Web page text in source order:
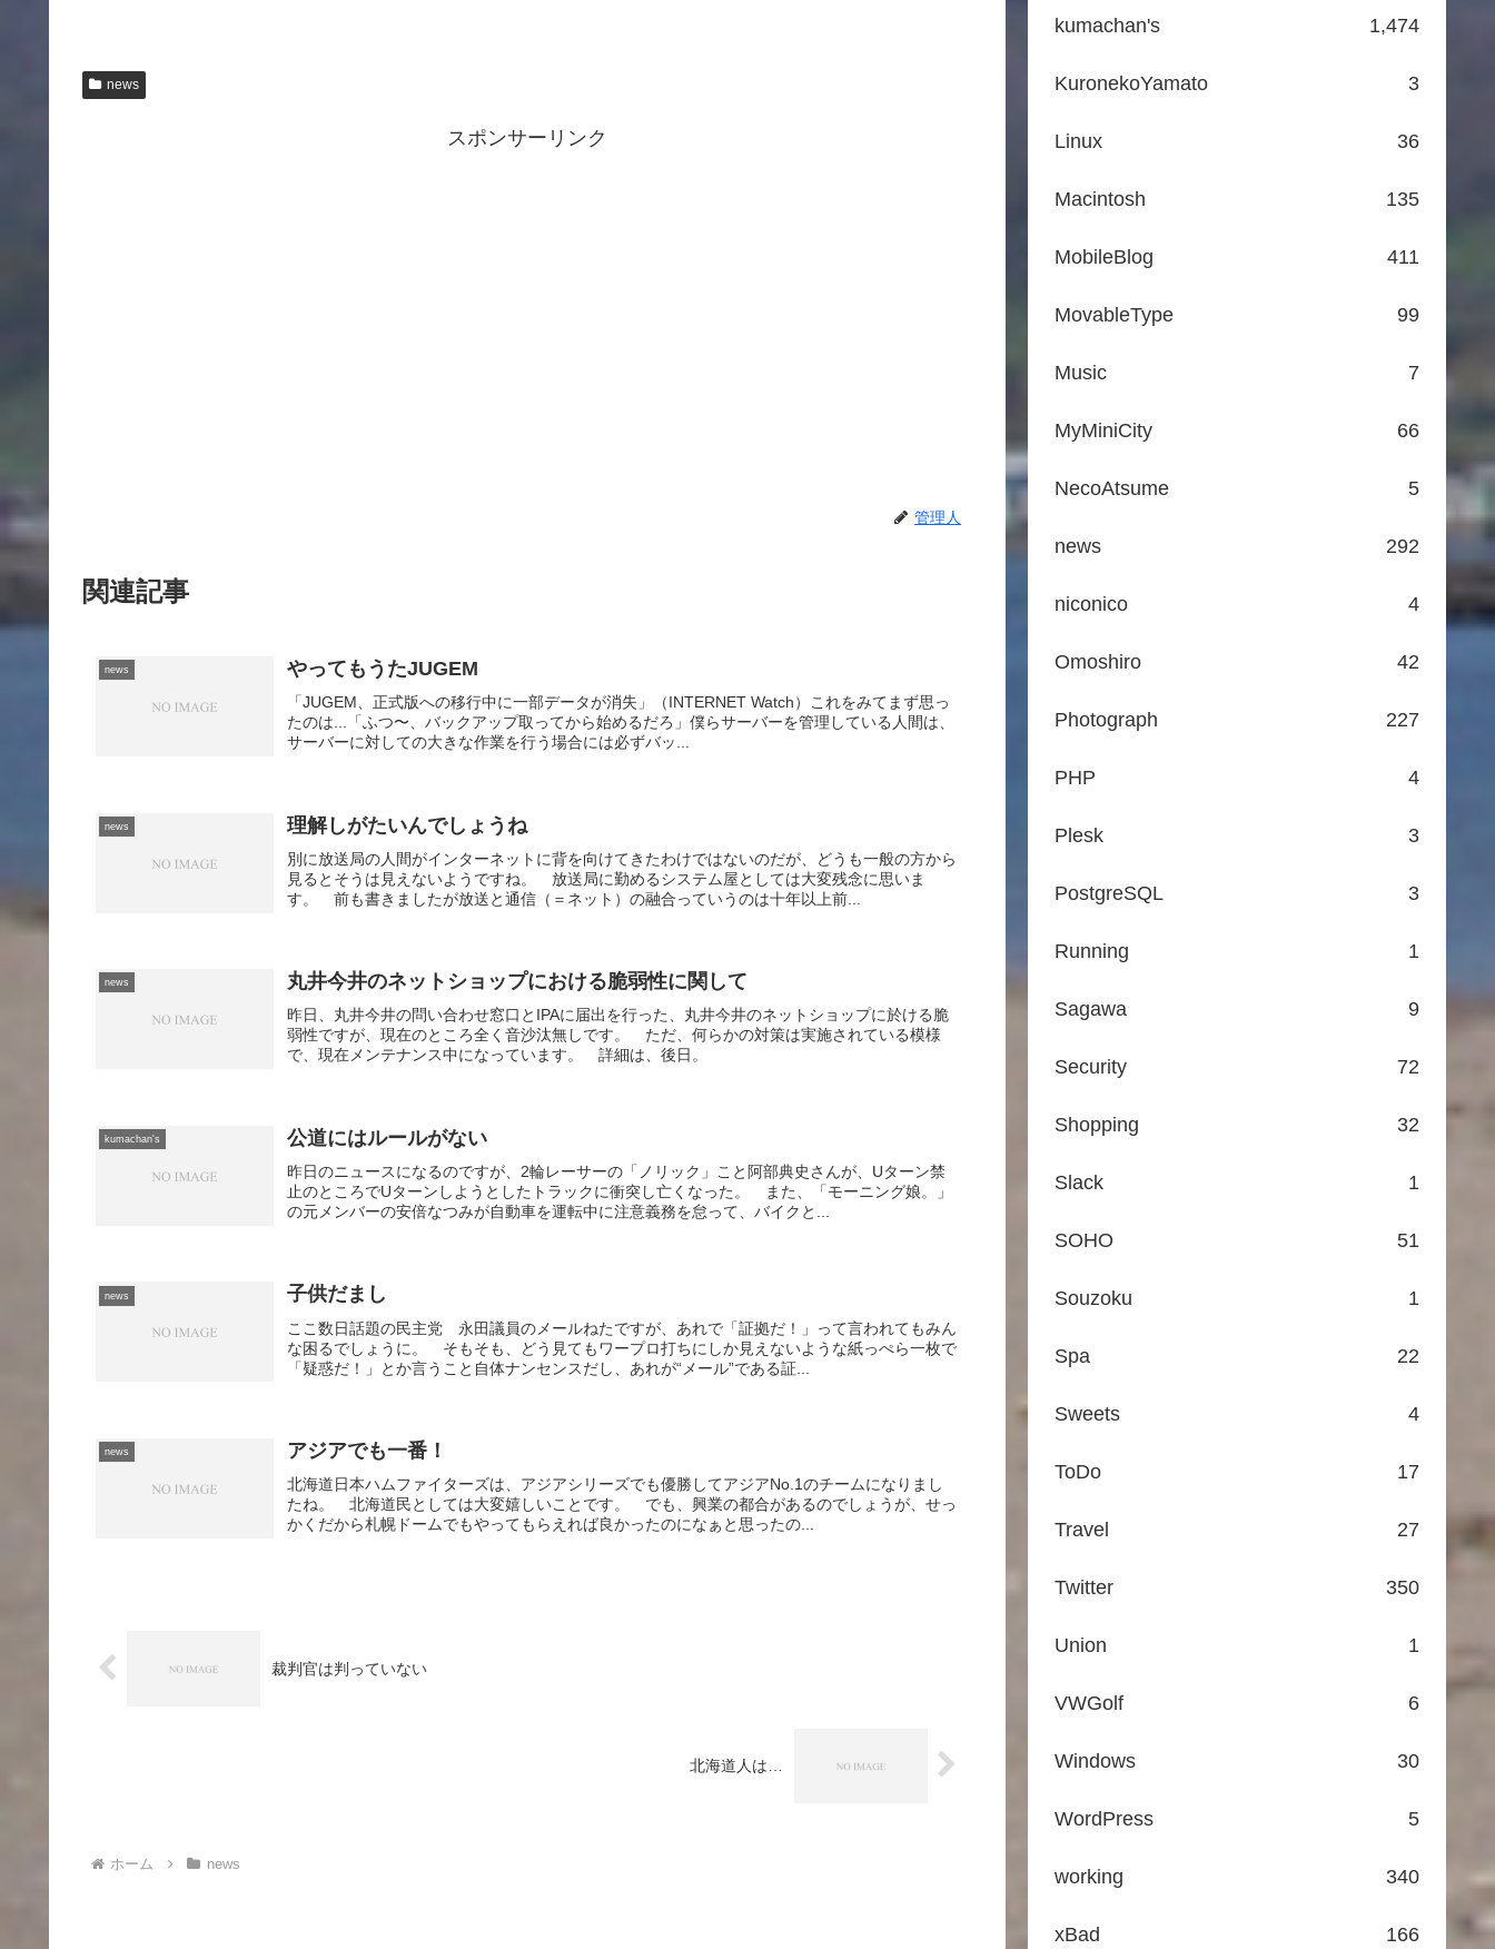
news
スポンサーリンク
管理人
関連記事
news やってもうたJUGEM
「JUGEM、正式版への移行中に一部データが消失」（INTERNET Watch）これをみてまず思っ
たのは...「ふつ〜、バックアップ取ってから始めるだろ」僕らサーバーを管理している人間は、
サーバーに対しての大きな作業を行う場合には必ずバッ...
news 理解しがたいんでしょうね
別に放送局の人間がインターネットに背を向けてきたわけではないのだが、どうも一般の方から
見るとそうは見えないようですね。 放送局に勤めるシステム屋としては大変残念に思いま
す。 前も書きましたが放送と通信（＝ネット）の融合っていうのは十年以上前...
news 丸井今井のネットショップにおける脆弱性に関して
昨日、丸井今井の問い合わせ窓口とIPAに届出を行った、丸井今井のネットショップに於ける脆
弱性ですが、現在のところ全く音沙汰無しです。 ただ、何らかの対策は実施されている模様
で、現在メンテナンス中になっています。 詳細は、後日。
kumachan's 公道にはルールがない
昨日のニュースになるのですが、2輪レーサーの「ノリック」こと阿部典史さんが、Uターン禁
止のところでUターンしようとしたトラックに衝突し亡くなった。 また、「モーニング娘。」
の元メンバーの安倍なつみが自動車を運転中に注意義務を怠って、バイクと...
news 子供だまし
ここ数日話題の民主党 永田議員のメールねたですが、あれで「証拠だ！」って言われてもみん
な困るでしょうに。 そもそも、どう見てもワープロ打ちにしか見えないような紙っぺら一枚で
「疑惑だ！」とか言うこと自体ナンセンスだし、あれが“メール”である証...
news アジアでも一番！
北海道日本ハムファイターズは、アジアシリーズでも優勝してアジアNo.1のチームになりまし
たね。 北海道民としては大変嬉しいことです。 でも、興業の都合があるのでしょうが、せっ
かくだから札幌ドームでもやってもらえれば良かったのになぁと思ったの...
裁判官は判っていない
北海道人は…
ホーム news
kumachan's 1,474
KuronekoYamato 3
Linux 36
Macintosh 135
MobileBlog 411
MovableType 99
Music 7
MyMiniCity 66
NecoAtsume 5
news 292
niconico 4
Omoshiro 42
Photograph 227
PHP 4
Plesk 3
PostgreSQL 3
Running 1
Sagawa 9
Security 72
Shopping 32
Slack 1
SOHO 51
Souzoku 1
Spa 22
Sweets 4
ToDo 17
Travel 27
Twitter 350
Union 1
VWGolf 6
Windows 30
WordPress 5
working 340
xBad 166